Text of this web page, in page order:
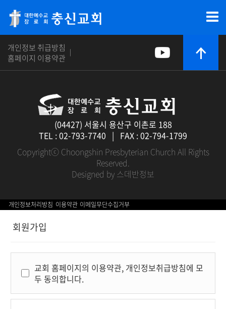
개인정보 취급방침 |
홈페이지 이용약관
(04427) 서울시 용산구 이촌로 188
TEL : 02-793-7740 | FAX : 02-794-1799
Copyrightⓒ Choongshin Presbyterian Church All Rights
Reserved.
Designed by 스데반정보
개인정보처리방침 이용약관 이메일무단수집거부
회원가입
교회 홈페이지의 이용약관, 개인정보취급방침에 모
두 동의합니다.